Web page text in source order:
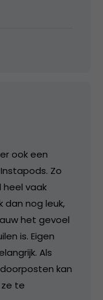
ook een
Zo
heel vaak
dan nog leuk,
het gevoel
is. Eigen
Als
kan
te